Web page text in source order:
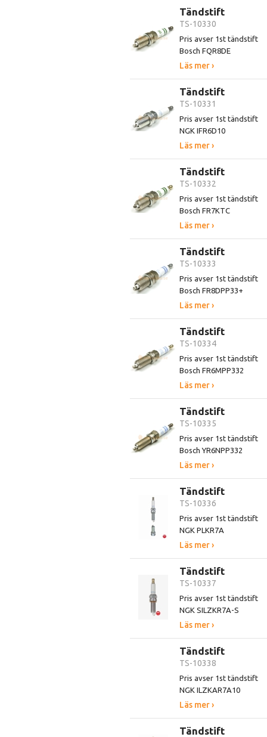
Tändstift
TS-10330
Pris avser 1st tändstift
Bosch FQR8DE
Läs mer ›
Tändstift
TS-10331
Pris avser 1st tändstift
NGK IFR6D10
Läs mer ›
Tändstift
TS-10332
Pris avser 1st tändstift
Bosch FR7KTC
Läs mer ›
Tändstift
TS-10333
Pris avser 1st tändstift
Bosch FR8DPP33+
Läs mer ›
Tändstift
TS-10334
Pris avser 1st tändstift
Bosch FR6MPP332
Läs mer ›
Tändstift
TS-10335
Pris avser 1st tändstift
Bosch YR6NPP332
Läs mer ›
Tändstift
TS-10336
Pris avser 1st tändstift
NGK PLKR7A
Läs mer ›
Tändstift
TS-10337
Pris avser 1st tändstift
NGK SILZKR7A-S
Läs mer ›
Tändstift
TS-10338
Pris avser 1st tändstift
NGK ILZKAR7A10
Läs mer ›
Tändstift